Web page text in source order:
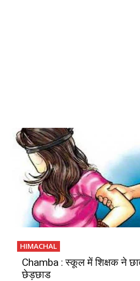
HIMACHAL
Chamba : स्कूल में शिक्षक ने
छेड़छाड